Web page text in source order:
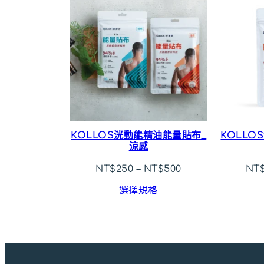
KOLLOS洸動能精油能量貼布_
涼感
NT$250 – NT$500
選擇規格
KOLLOS